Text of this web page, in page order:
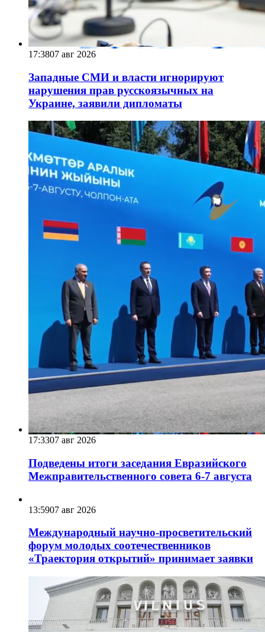
17:3807 авг 2026
Западные СМИ и власти игнорируют
нарушения прав русскоязычных на
Украине, заявили дипломаты
17:3307 авг 2026
Подведены итоги заседания Евразийского
Межправительственного совета 6-7 августа
13:5907 авг 2026
Международный научно-просветительский
форум молодых соотечественников
«Траектория открытий» принимает заявки